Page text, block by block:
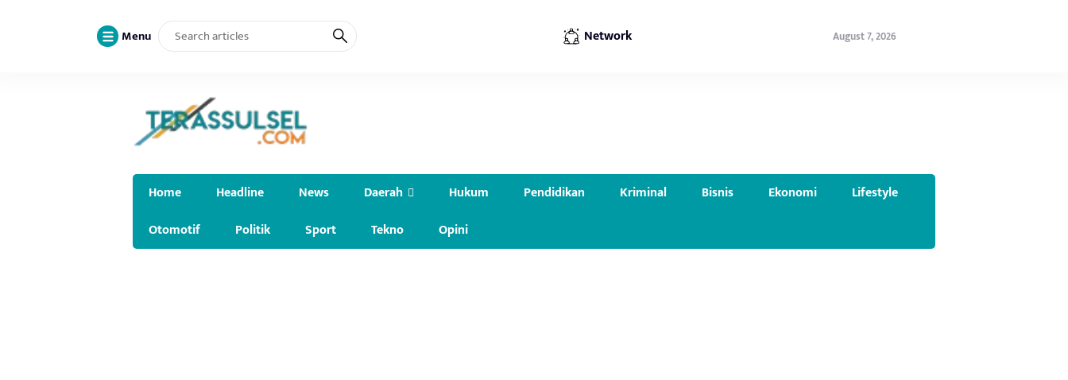
Menu Network August 7, 2026
Home Headline News Daerah Hukum Pendidikan Kriminal Bisnis Ekonomi
Lifestyle
Otomotif
Politik Sport Tekno Opini